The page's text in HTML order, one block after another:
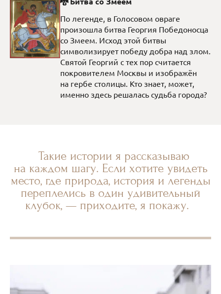
По легенде, в Голосовом овраге
произошла битва Георгия Победоносца
со Змеем. Исход этой битвы
символизирует победу добра над злом.
Святой Георгий с тех пор считается
покровителем Москвы и изображён
на гербе столицы. Кто знает, может,
именно здесь решалась судьба города?
Такие истории я рассказываю
на каждом шагу. Если хотите увидеть
место, где природа, история и легенды
переплелись в один удивительный
клубок, — приходите, я покажу.